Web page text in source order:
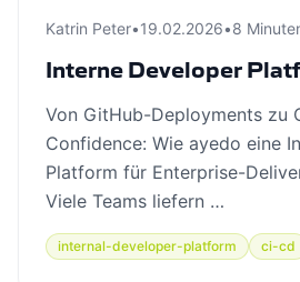
Katrin Peter•19.02.2026•8
Interne Developer
Von GitHub-Deployments zu
Confidence: Wie ayedo eine
Platform für Enterprise-
Viele Teams liefern …
internal-developer-platform ci-cd